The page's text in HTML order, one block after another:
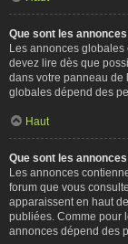
Que sont les
Les annonces
devez lire dès que
dans votre panneau de
globales dépend des
Haut
Que sont les
Les annonces
forum que vous
apparaissent en haut
publiées. Comme pour
annonces dépend des